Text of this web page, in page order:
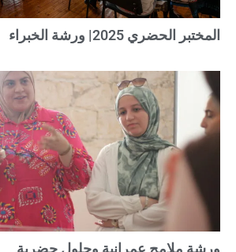
المختبر الحضري 2025| ورشة الخبراء